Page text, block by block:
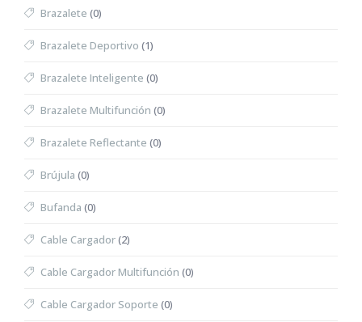
Brazalete (0)
Brazalete Deportivo (1)
Brazalete Inteligente (0)
Brazalete Multifunción (0)
Brazalete Reflectante (0)
Brújula (0)
Bufanda (0)
Cable Cargador(2)
Cable Cargador Multifunción (0)
Cable Cargador Soporte (0)